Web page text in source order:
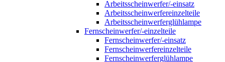
Arbeitsscheinwerfer/-einsatz
Arbeitsscheinwerfereinzelteile
Arbeitsscheinwerferglühlampe
Fernscheinwerfer/-einzelteile
Fernscheinwerfer/-einsatz
Fernscheinwerfereinzelteile
Fernscheinwerferglühlampe